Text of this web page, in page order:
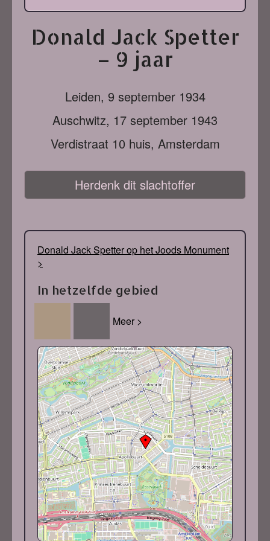
Donald Jack Spetter
– 9 jaar
Leiden, 9 september 1934
Auschwitz, 17 september 1943
Verdistraat 10 huis, Amsterdam
Herdenk dit slachtoffer
Donald Jack Spetter op het Joods Monument
>
In hetzelfde gebied
Meer >